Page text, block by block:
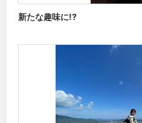
新たな趣味に!?